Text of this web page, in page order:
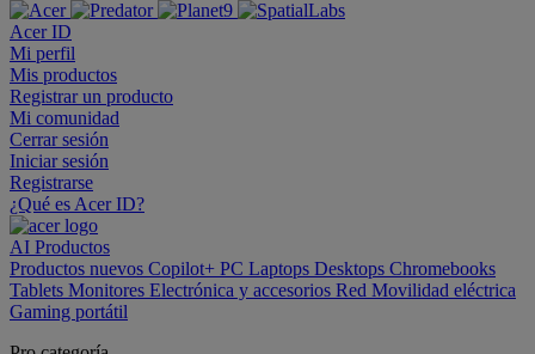
Acer ID
Mi perfil
Mis productos
Registrar un producto
Mi comunidad
Cerrar sesión
Iniciar sesión
Registrarse
¿Qué es Acer ID?
AI Productos
Productos nuevos Copilot+ PC Laptops Desktops Chromebooks
Tablets Monitores Electrónica y accesorios Red Movilidad eléctrica
Gaming portátil